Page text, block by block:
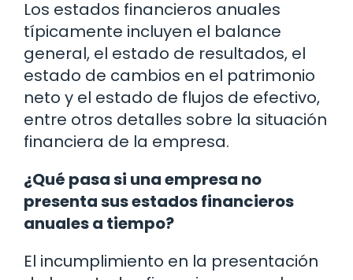
Los estados financieros anuales
típicamente incluyen el balance
general, el estado de resultados, el
estado de cambios en el patrimonio
neto y el estado de flujos de efectivo,
entre otros detalles sobre la situación
financiera de la empresa.
¿Qué pasa si una empresa no
presenta sus estados financieros
anuales a tiempo?
El incumplimiento en la presentación